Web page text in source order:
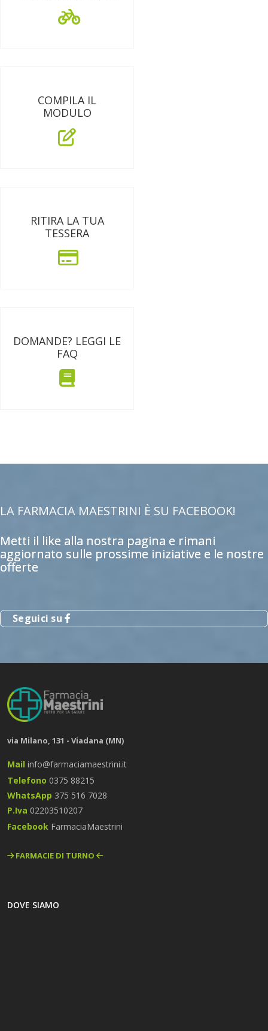
COMPILA IL
MODULO
RITIRA LA TUA
TESSERA
DOMANDE? LEGGI LE
FAQ
LA FARMACIA MAESTRINI È SU FACEBOOK!
Metti il like alla nostra pagina e rimani
aggiornato sulle prossime iniziative e le nostre
offerte
Seguici su
via Milano, 131 - Viadana (MN)
Mail info@farmaciamaestrini.it
Telefono 0375 88215
WhatsApp 375 516 7028
P.Iva 02203510207
Facebook FarmaciaMaestrini
FARMACIE DI TURNO
DOVE SIAMO